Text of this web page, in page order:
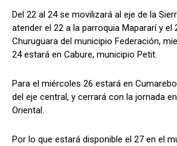
Del 22 al 24 se movilizará al eje de la
atender el 22 a la parroquia Mapararí y el
Churuguara del municipio Federación,
24 estará en Cabure, municipio Petit.
Para el miércoles 26 estará en
del eje central, y cerrará con la jornada
Oriental.
Por lo que estará disponible el 27 en el